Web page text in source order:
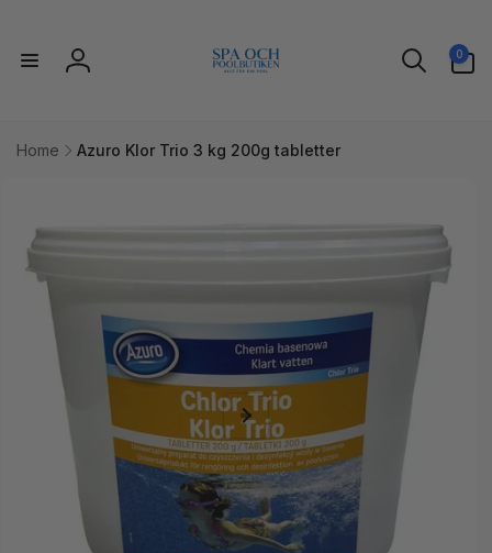
innehåll
Logga
0
artiklar
Home
Azuro Klor Trio 3 kg 200g tabletter